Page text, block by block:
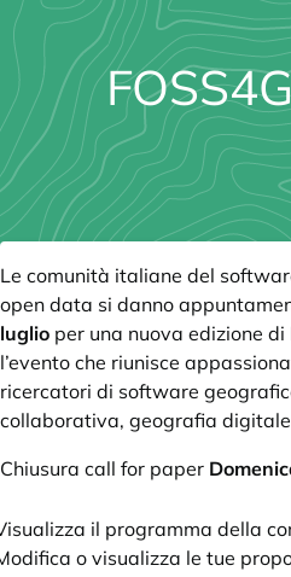
Le comunità italiane del
open data si danno
luglio per una nuova edizione di
l’evento che riunisce
ricercatori di software
collaborativa, geografia
Chiusura call for paper
o visualizza le tue
il programma della